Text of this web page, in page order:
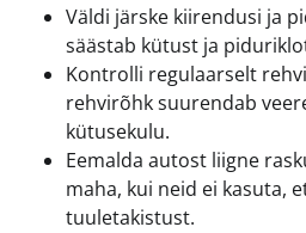
Väldi järske kiirendusi ja
säästab kütust ja
Kontrolli regulaarselt
rehvirõhk suurendab
kütusekulu.
Eemalda autost liigne
maha, kui neid ei kasuta,
tuuletakistust.